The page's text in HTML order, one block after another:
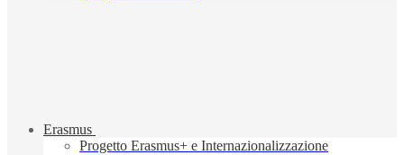
Erasmus
Progetto Erasmus+ e Internazionalizzazione